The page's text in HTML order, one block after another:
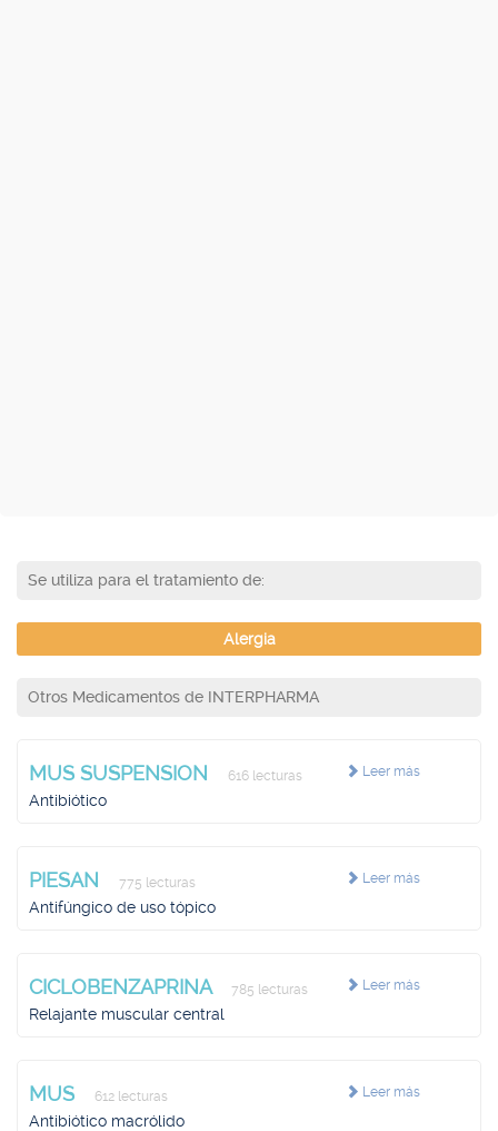
Se utiliza para el tratamiento de:
Alergia
Otros Medicamentos de INTERPHARMA
Leer más
MUS SUSPENSION 616 lecturas
Antibiótico
Leer más
PIESAN 775 lecturas
Antifúngico de uso tópico
Leer más
CICLOBENZAPRINA 785 lecturas
Relajante muscular central
Leer más
MUS 612 lecturas
Antibiótico macrólido